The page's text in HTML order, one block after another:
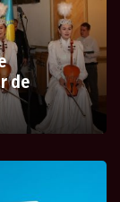
de